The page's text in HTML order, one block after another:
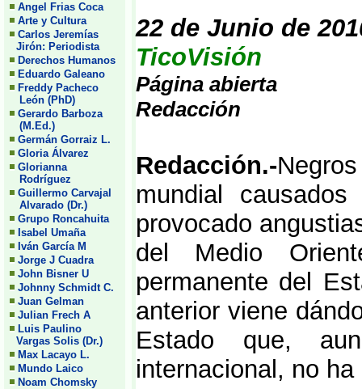
Angel Frias Coca
Arte y Cultura
Carlos Jeremías
Jirón: Periodista
Derechos Humanos
Eduardo Galeano
Freddy Pacheco
León (PhD)
Gerardo Barboza
(M.Ed.)
Germán Gorraiz L.
Gloria Álvarez
Glorianna
Rodríguez
Guillermo Carvajal
Alvarado (Dr.)
Grupo Roncahuita
Isabel Umaña
Iván García M
Jorge J Cuadra
John Bisner U
Johnny Schmidt C.
Juan Gelman
Julian Frech A
Luis Paulino
Vargas Solis (Dr.)
Max Lacayo L.
Mundo Laico
Noam Chomsky
22 de Junio de
TicoVisión
Página abierta
Redacción
Redacción.-
mundial
provocado
del Medio
permanente del
anterior viene
Estado que,
internacional, no